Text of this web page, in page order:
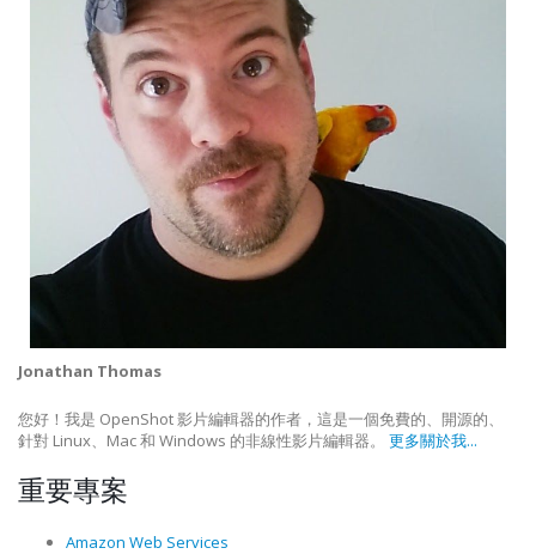
Jonathan Thomas
您好！我是 OpenShot 影片編輯器的作者，這是一個免費的、開源的、
針對 Linux、Mac 和 Windows 的非線性影片編輯器。 更多關於我...
重要專案
Amazon Web Services